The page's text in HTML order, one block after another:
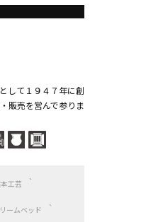
して１９４７年に創
販売を営んで参りま
工芸
ームベッド